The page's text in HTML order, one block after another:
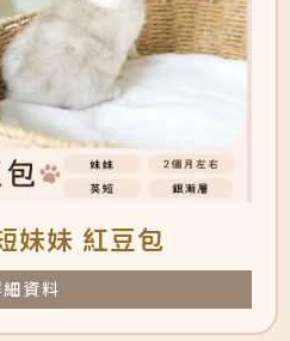
妹妹 紅豆包
細資料